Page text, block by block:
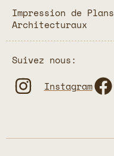
Impression de Plans
Architecturaux
Suivez nous:
Instagram